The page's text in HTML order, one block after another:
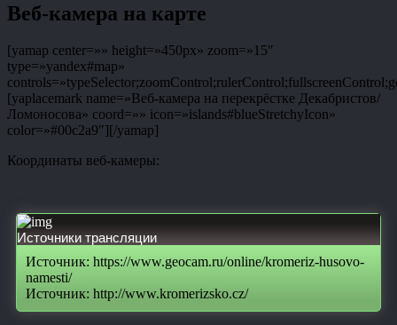
Веб-камера на карте
[yamap center=»» height=»450px» zoom=»15″
type=»yandex#map»
[yaplacemark name=»Веб-камера на перекрёстке Декабристов/
Ломоносова» coord=»» icon=»islands#blueStretchyIcon»
color=»#00c2a9″][/yamap]
Координаты веб-камеры:
Источники трансляции
Источник: https://www.geocam.ru/online/kromeriz-husovo-
namesti/
Источник: http://www.kromerizsko.cz/